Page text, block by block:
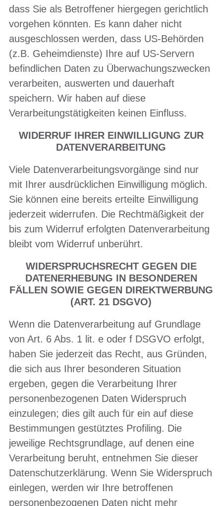
dass Sie als Betroffener hiergegen gerichtlich
vorgehen könnten. Es kann daher nicht
ausgeschlossen werden, dass US-Behörden
(z.B. Geheimdienste) Ihre auf US-Servern
befindlichen Daten zu Überwachungszwecken
verarbeiten, auswerten und dauerhaft
speichern. Wir haben auf diese
Verarbeitungstätigkeiten keinen Einfluss.
WIDERRUF IHRER EINWILLIGUNG ZUR
DATENVERARBEITUNG
Viele Datenverarbeitungsvorgänge sind nur
mit Ihrer ausdrücklichen Einwilligung möglich.
Sie können eine bereits erteilte Einwilligung
jederzeit widerrufen. Die Rechtmäßigkeit der
bis zum Widerruf erfolgten Datenverarbeitung
bleibt vom Widerruf unberührt.
WIDERSPRUCHSRECHT GEGEN DIE
DATENERHEBUNG IN BESONDEREN
FÄLLEN SOWIE GEGEN DIREKTWERBUNG
(ART. 21 DSGVO)
Wenn die Datenverarbeitung auf Grundlage
von Art. 6 Abs. 1 lit. e oder f DSGVO erfolgt,
haben Sie jederzeit das Recht, aus Gründen,
die sich aus Ihrer besonderen Situation
ergeben, gegen die Verarbeitung Ihrer
personenbezogenen Daten Widerspruch
einzulegen; dies gilt auch für ein auf diese
Bestimmungen gestütztes Profiling. Die
jeweilige Rechtsgrundlage, auf denen eine
Verarbeitung beruht, entnehmen Sie dieser
Datenschutzerklärung. Wenn Sie Widerspruch
einlegen, werden wir Ihre betroffenen
personenbezogenen Daten nicht mehr